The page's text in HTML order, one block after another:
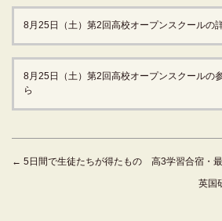
8月25日（土）第2回高校オープンスクールの
8月25日（土）第2回高校オープンスクールの
ら
← 5日間で生徒たちが得たもの 高3学習合宿・最
英国